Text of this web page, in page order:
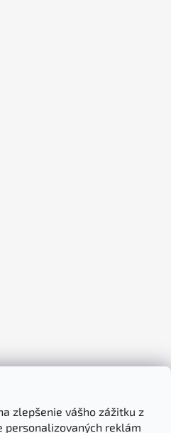
zlepšenie vášho zážitku z
personalizovaných reklám